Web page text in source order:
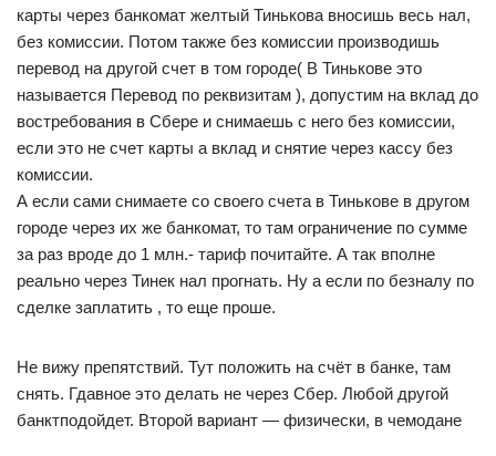
карты через банкомат желтый Тинькова вносишь весь нал,
без комиссии. Потом также без комиссии производишь
перевод на другой счет в том городе( В Тинькове это
называется Перевод по реквизитам ), допустим на вклад до
востребования в Сбере и снимаешь с него без комиссии,
если это не счет карты а вклад и снятие через кассу без
комиссии.
А если сами снимаете со своего счета в Тинькове в другом
городе через их же банкомат, то там ограничение по сумме
за раз вроде до 1 млн.- тариф почитайте. А так вполне
реально через Тинек нал прогнать. Ну а если по безналу по
сделке заплатить , то еще проше.
Не вижу препятствий. Тут положить на счёт в банке, там
снять. Гдавное это делать не через Сбер. Любой другой
банктподойдет. Второй вариант — физически, в чемодане